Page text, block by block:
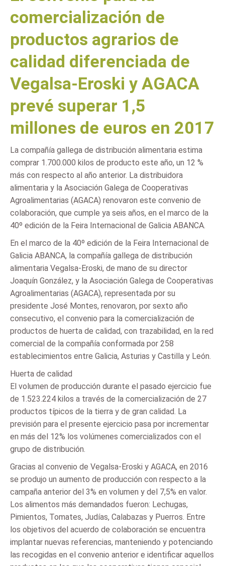
comercialización de
productos agrarios de
calidad diferenciada de
Vegalsa-Eroski y AGACA
prevé superar 1,5
millones de euros en 2017
La compañía gallega de distribución alimentaria estima
comprar 1.700.000 kilos de producto este año, un 12 %
más con respecto al año anterior. La distribuidora
alimentaria y la Asociación Galega de Cooperativas
Agroalimentarias (AGACA) renovaron este convenio de
colaboración, que cumple ya seis años, en el marco de la
40º edición de la Feira Internacional de Galicia ABANCA.
En el marco de la 40º edición de la Feira Internacional de
Galicia ABANCA, la compañía gallega de distribución
alimentaria Vegalsa-Eroski, de mano de su director
Joaquín González, y la Asociación Galega de Cooperativas
Agroalimentarias (AGACA), representada por su
presidente José Montes, renovaron, por sexto año
consecutivo, el convenio para la comercialización de
productos de huerta de calidad, con trazabilidad, en la red
comercial de la compañía conformada por 258
establecimientos entre Galicia, Asturias y Castilla y León.
Huerta de calidad
El volumen de producción durante el pasado ejercicio fue
de 1.523.224 kilos a través de la comercialización de 27
productos típicos de la tierra y de gran calidad. La
previsión para el presente ejercicio pasa por incrementar
en más del 12% los volúmenes comercializados con el
grupo de distribución.
Gracias al convenio de Vegalsa-Eroski y AGACA, en 2016
se produjo un aumento de producción con respecto a la
campaña anterior del 3% en volumen y del 7,5% en valor.
Los alimentos más demandados fueron: Lechugas,
Pimientos, Tomates, Judías, Calabazas y Puerros. Entre
los objetivos del acuerdo de colaboración se encuentra
implantar nuevas referencias, manteniendo y potenciando
las recogidas en el convenio anterior e identificar aquellos